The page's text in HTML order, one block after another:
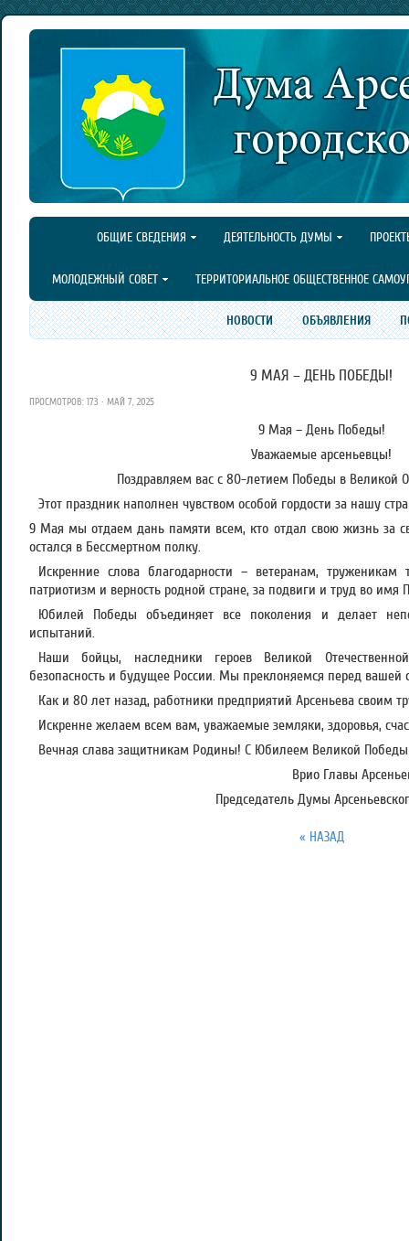
ОБЩИЕ СВЕДЕНИЯ ДЕЯТЕЛЬНОСТЬ ДУМЫ
МОЛОДЕЖНЫЙ СОВЕТ ТЕРРИТОРИАЛЬНОЕ ОБЩЕСТВЕННОЕ
НОВОСТИ ОБЪЯВЛЕНИЯ
9 МАЯ – ДЕНЬ ПОБЕДЫ!
ПРОСМОТРОВ: 173 · МАЙ 7, 2025
9 Мая – День Победы!
Уважаемые арсеньевцы!
Поздравляем вас с 80-летием Победы в Великой
Этот праздник наполнен чувством особой гордости за нашу
9 Мая мы отдаем дань памяти всем, кто отдал свою жизнь за
остался в Бессмертном полку.
Искренние слова благодарности – ветеранам,
патриотизм и верность родной стране, за подвиги и труд во имя
Юбилей Победы объединяет все поколения и делает
испытаний.
Наши бойцы, наследники героев Великой
безопасность и будущее России. Мы преклоняемся перед вашей
Как и 80 лет назад, работники предприятий Арсеньева своим
Искренне желаем всем вам, уважаемые земляки, здоровья,
Вечная слава защитникам Родины! С Юбилеем Великой
Врио Главы
Председатель Думы
« НАЗАД